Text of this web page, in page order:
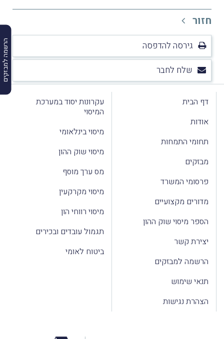
הרשמה למבזקים
חזור
גירסה להדפסה
שלח לחבר
דף הבית
אודות
תחומי התמחות
מבזקים
פרסומי המשרד
מדורים מקצועיים
הספר מיסוי שוק ההון
יצירת קשר
הרשמה למבזקים
תנאי שימוש
הצהרת נגישות
עקרונות יסוד במערכת
המיסוי
מיסוי בינלאומי
מיסוי שוק ההון
מס ערך מוסף
מיסוי מקרקעין
מיסוי רווחי הון
תגמול עובדים ובכירים
ביטוח לאומי